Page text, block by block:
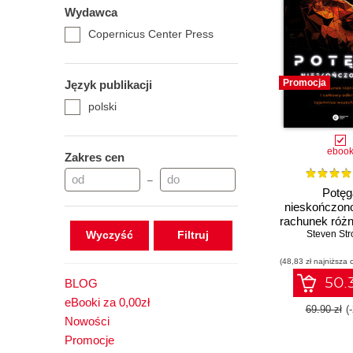
Wydawca
Copernicus Center Press
Język publikacji
polski
Zakres cen
–
Wyczyść
BLOG
eBooki za 0,00zł
Nowości
Promocje
Promocja
ebook
rachunek
całkowy
Steven
(48,83 zł najniższa
69.90 zł